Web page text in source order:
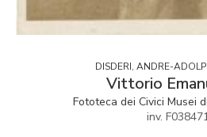
DISDERI, ANDRE-
Vittorio
Fototeca dei Civici Musei
inv.